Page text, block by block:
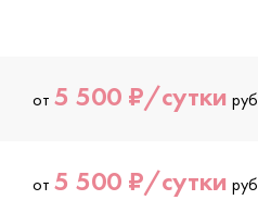
от 5 500 ₽/сутки руб
от 5 500 ₽/сутки руб